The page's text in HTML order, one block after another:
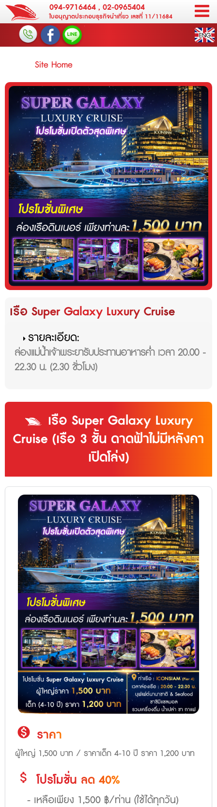
094-9716464, 02-0965404
ใบอนุญาตประกอบธุรกิจนำเที่ยว เลขที่ 11/11684
Site Home
เรือ Super Galaxy Luxury Cruise
รายละเอียด:
ล่องแม่น้ำเจ้าพระยารับประทานอาหารค่ำ เวลา 20.00 -
22.30 น. (2.30 ชั่วโมง)
เรือ Super Galaxy Luxury
Cruise (เรือ 3 ชั้น ดาดฟ้าไม่มีหลังคา
เปิดโล่ง)
monetization_on ราคา
ผู้ใหญ่ 1,500 บาท / ราคาเด็ก 4-10 ปี ราคา 1,200 บาท
attach_money โปรโมชั่น ลด 40%
- เหลือเพียง 1,500 ฿/ท่าน (ใช้ได้ทุกวัน)